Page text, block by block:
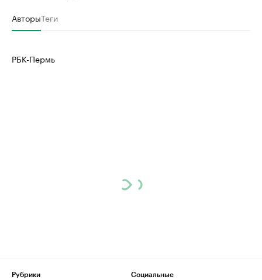
АвторыТеги
РБК-Пермь
Рубрики
Социальные